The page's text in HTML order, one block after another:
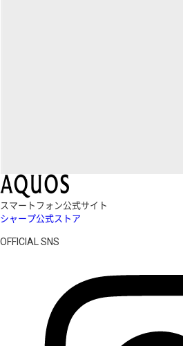
スマートフォン公式サイト
シャープ公式ストア
OFFICIAL SNS